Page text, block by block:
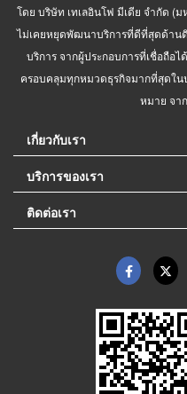
โดย บริษัท เทเลอินโฟ มีเดีย จำกัด (
ไม่เคยหยุดพัฒนาบริการที่ดีที่สุดด้าน
บริการ จากผู้ประกอบการที่เชื่อถือ
ครอบคลุมทุกหมวดธุรกิจมากที่สุดใน
หมาย จา
เกี่ยวกับเรา
บริการของเรา
ติดต่อเรา